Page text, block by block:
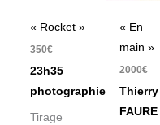
« Rocket »
350€
23h35
photographie
Tirage
« En
main »
2000€
Thierry
FAURE